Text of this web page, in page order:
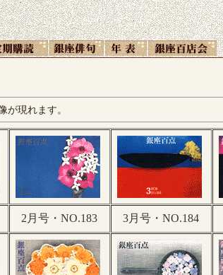
が現れます。
2月号・NO.183 3月号・NO.184